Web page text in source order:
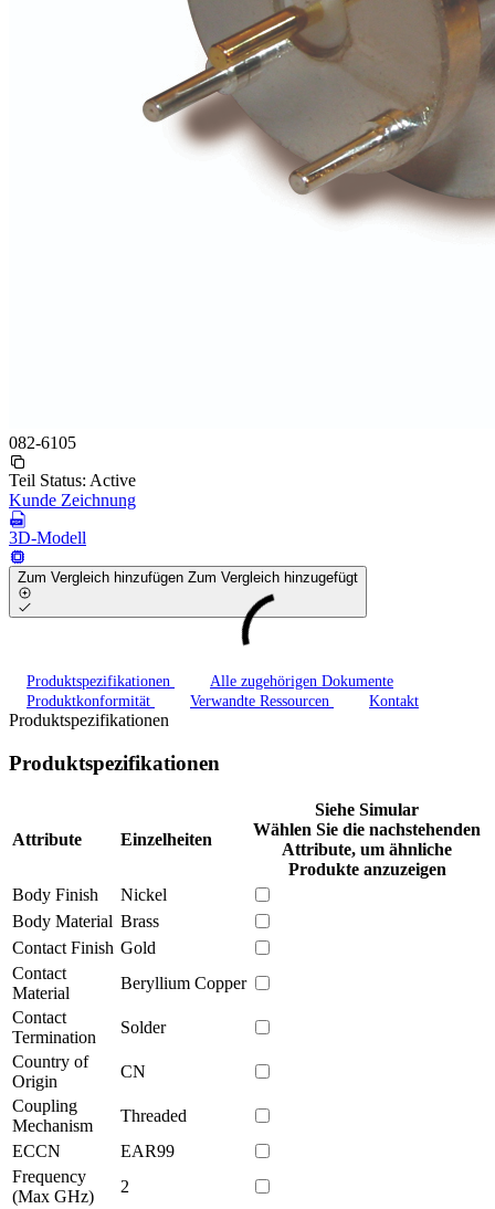
082-6105
Teil Status: Active
Kunde Zeichnung
3D-Modell
Zum Vergleich hinzufügen Zum Vergleich hinzugefügt
Produktspezifikationen
Alle zugehörigen Dokumente
Produktkonformität
Verwandte Ressourcen Kontakt
Produktspezifikationen
Produktspezifikationen
Attribute Einzelheiten
Siehe Simular
Wählen Sie die nachstehenden
Attribute, um ähnliche
Produkte anzuzeigen
Body Finish
Nickel
Body Material Brass
Contact Finish Gold
Contact
Material
Beryllium Copper
Contact
Termination
Solder
Country of
Origin
CN
Coupling
Mechanism
Threaded
ECCN
EAR99
Frequency
(Max GHz)
2